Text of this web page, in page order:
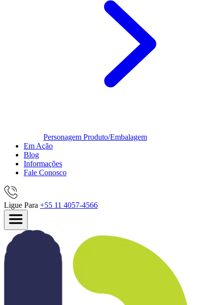
Personagem Produto/Embalagem
Em Ação
Blog
Informações
Fale Conosco
Ligue Para +55 11 4057-4566